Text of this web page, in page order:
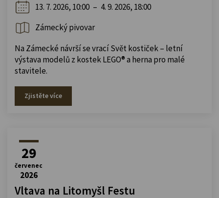
13. 7. 2026, 10:00 – 4. 9. 2026, 18:00
Zámecký pivovar
Na Zámecké návrší se vrací Svět kostiček – letní
výstava modelů z kostek LEGO® a herna pro malé
stavitele.
Zjistěte více
29
červenec
2026
Vltava na Litomyšl Festu